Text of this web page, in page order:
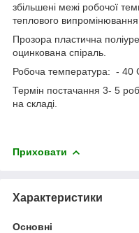
збільшені межі робочої
теплового випромінювання.
Прозора пластична
оцинкована спіраль.
Робоча температура: -
Термін постачання 3- 5
на складі.
Приховати
Характеристики
Основні